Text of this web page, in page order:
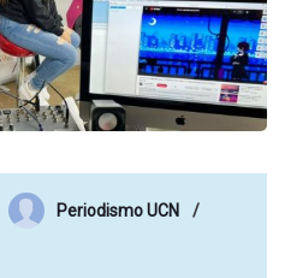
Periodismo UCN